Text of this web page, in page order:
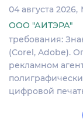
04 августа 2026
ООО "АИТЭРА"
требования:
(Corel, Adobe).
рекламном
цифровой